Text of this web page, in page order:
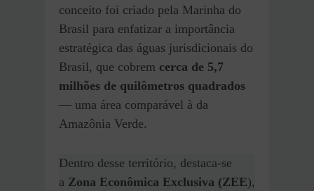
conceito foi criado pela Marinha do
Brasil para enfatizar a importância
estratégica das águas jurisdicionais do
Brasil, que cobrem cerca de 5,7
milhões de quilômetros quadrados
— uma área comparável à da
Amazônia Verde.
Dentro desse território, destaca-se
a Zona Econômica Exclusiva (ZEE),